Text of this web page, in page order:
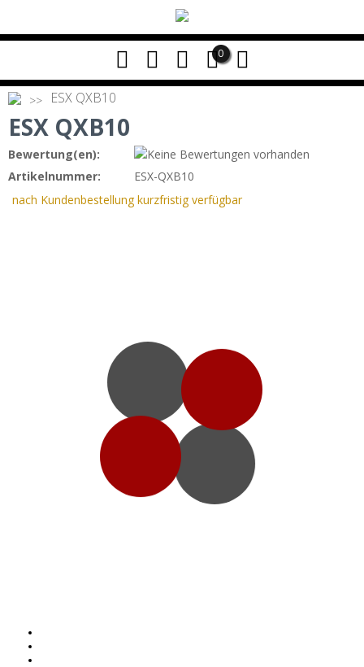
0
ESX QXB10
ESX QXB10
Bewertung(en):
Artikelnummer:
ESX-QXB10
nach Kundenbestellung kurzfristig verfügbar